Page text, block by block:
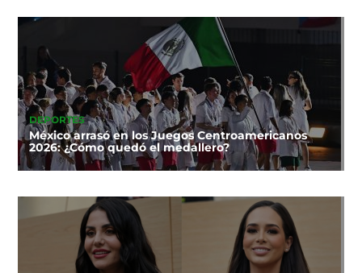
DEPORTES
México arrasó en los Juegos Centroamericanos
2026: ¿Cómo quedó el medallero?